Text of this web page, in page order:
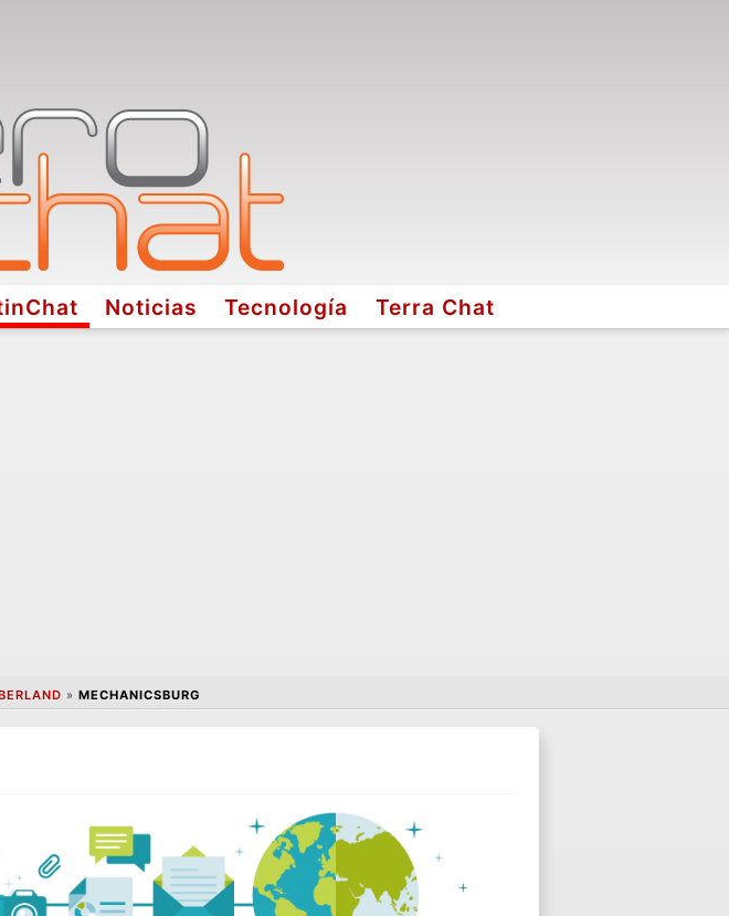
Noticias Tecnología Terra Chat
» MECHANICSBURG